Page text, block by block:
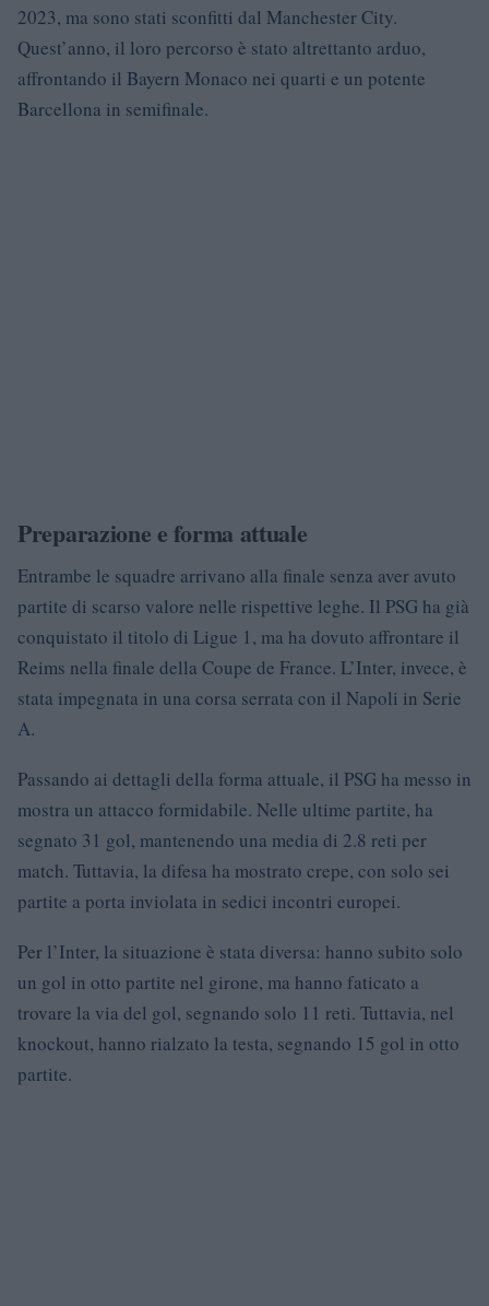
2023, ma sono stati sconfitti dal Manchester City.
Quest’anno, il loro percorso è stato altrettanto arduo,
affrontando il Bayern Monaco nei quarti e un potente
Barcellona in semifinale.
Preparazione e forma attuale
Entrambe le squadre arrivano alla finale senza aver avuto
partite di scarso valore nelle rispettive leghe. Il PSG ha già
conquistato il titolo di Ligue 1, ma ha dovuto affrontare il
Reims nella finale della Coupe de France. L’Inter, invece, è
stata impegnata in una corsa serrata con il Napoli in Serie
A.
Passando ai dettagli della forma attuale, il PSG ha messo in
mostra un attacco formidabile. Nelle ultime partite, ha
segnato 31 gol, mantenendo una media di 2.8 reti per
match. Tuttavia, la difesa ha mostrato crepe, con solo sei
partite a porta inviolata in sedici incontri europei.
Per l’Inter, la situazione è stata diversa: hanno subito solo
un gol in otto partite nel girone, ma hanno faticato a
trovare la via del gol, segnando solo 11 reti. Tuttavia, nel
knockout, hanno rialzato la testa, segnando 15 gol in otto
partite.